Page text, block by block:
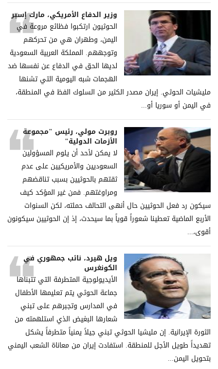
وزير الدفاع الأمريكي، مارك إسبر
الحوثيون ارتكبوا فظائع مروعة في
اليمن، وطهران هي من تحركهم
وتوجههم. المملكة العربية السعودية
لديها الحق في الدفاع عن نفسها ضد
الهجمات شبه اليومية التي تشنها
مليشيات الحوثي. إيران مصدر الكثير من السلوك الفظ في المنطقة،
في اليمن أو سوريا أو...
روبرت مولي، رئيس "مجموعة
الأزمات الدولية"
لا يمكن لأحد أن يلوم المسؤولين
السعوديين والأمريكيين على عدم
ثقتهم بالحوثيين بسبب تناقضهم
ومراوغتهم. فمن غير المؤكد كيف
سيكون رد فعل الحوثيين حال أنهى التحالف حملته، لكن السنوات
الأربع الماضية تعطينا شعوراً قوياً بما سيحدث، إذ إن الحوثيين سيكونون
أقوى،...
ويل هيرد، نائب جمهوري في
الكونغرس
الأيديولوجية المتطرفة التي تتبناها
جماعة الحوثي يتم تعليمها الأطفال
في المدارس وتجبرهم على تبني
شعارها البغيض الذي استلهمته من
الثورة الإيرانية. إن مليشيا الحوثي تبني جيلاً يمنياً متطرفاً يشكل
تهديداً طويل الأجل للمنطقة. استفادت إيران من معاناة الشعب اليمني
بتحويل اليمن...